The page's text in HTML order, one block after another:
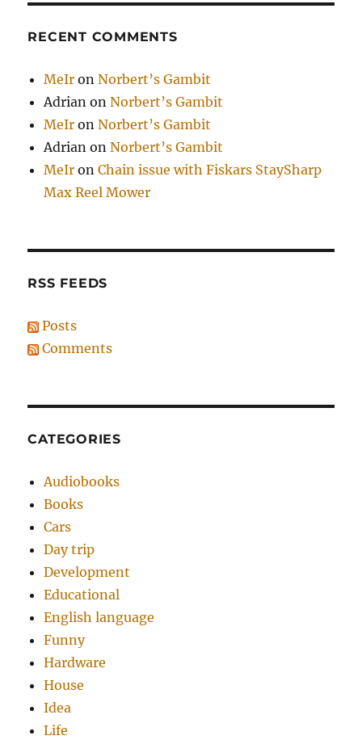
RECENT COMMENTS
MeIr onNorbert’s Gambit
Adrian onNorbert’s Gambit
MeIr onNorbert’s Gambit
Adrian onNorbert’s Gambit
MeIr onChain issue with Fiskars StaySharp
Max Reel Mower
RSS FEEDS
Posts
Comments
CATEGORIES
Audiobooks
Books
Cars
Day trip
Development
Educational
English language
Funny
Hardware
House
Idea
Life